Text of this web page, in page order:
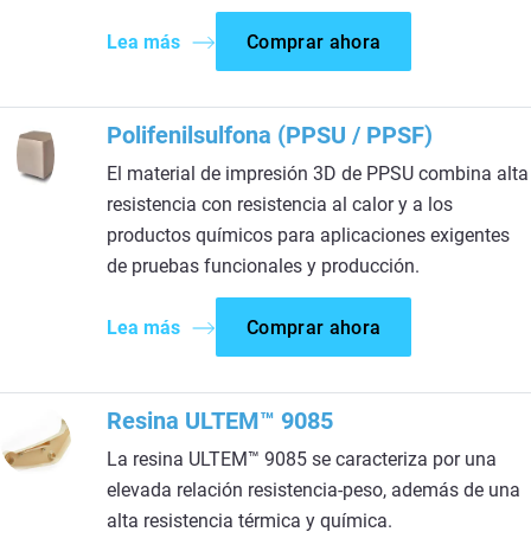
Lea más Comprar ahora
Polifenilsulfona (PPSU / PPSF)
El material de impresión 3D de PPSU combina alta
resistencia con resistencia al calor y a los
productos químicos para aplicaciones exigentes
de pruebas funcionales y producción.
Lea más Comprar ahora
Resina ULTEM™ 9085
La resina ULTEM™ 9085 se caracteriza por una
elevada relación resistencia-peso, además de una
alta resistencia térmica y química.